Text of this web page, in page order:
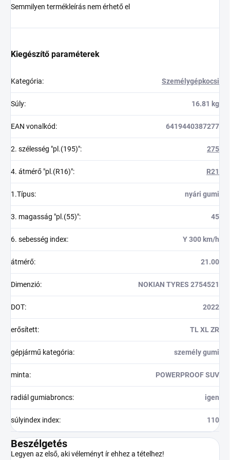
Semmilyen termékleírás nem érhető el
Kiegészítő paraméterek
Kategória: Személygépkocsi
Súly: 16.81 kg
EAN vonalkód: 6419440387277
2. szélesség "pl.(195)": 275
4. átmérő "pl.(R16)": R21
1.Típus: nyári gumi
3. magasság "pl.(55)": 45
6. sebesség index: Y 300 km/h
átmérő: 21.00
Dimenzió: NOKIAN TYRES 2754521
DOT: 2022
erősített: TL XL ZR
gépjármű kategória: személy gumi
minta: POWERPROOF SUV
radiál gumiabroncs: igen
súlyindex index: 110
Beszélgetés
Legyen az első, aki véleményt ír ehhez a tételhez!